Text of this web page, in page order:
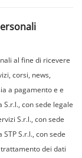
al fine di ricevere
corsi, news,
a pagamento e e
con sede legale
S.r.l., con sede
S.r.l., con sede
dei dati